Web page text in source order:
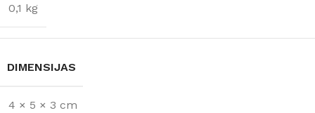
0,1 kg
DIMENSIJAS
4 × 5 × 3 cm